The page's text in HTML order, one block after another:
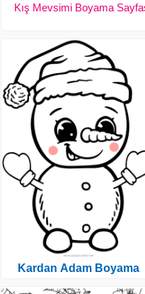
Kış Mevsimi Boyama
Kardan Adam Boyama